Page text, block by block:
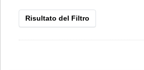
Risultato del Filtro